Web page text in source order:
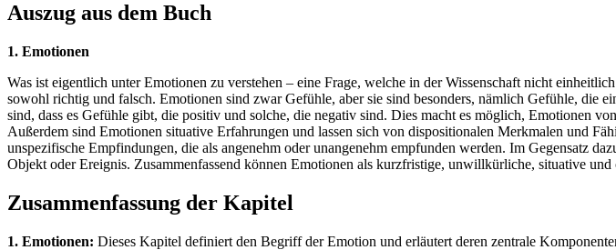
Auszug aus dem Buch
1. Emotionen
Was ist eigentlich unter Emotionen zu verstehen – eine Frage, welche in der Wissenschaft nicht
sowohl richtig und falsch. Emotionen sind zwar Gefühle, aber sie sind besonders, nämlich Gefühle, die
sind, dass es Gefühle gibt, die positiv und solche, die negativ sind. Dies macht es möglich, Emotionen
Außerdem sind Emotionen situative Erfahrungen und lassen sich von dispositionalen Merkmalen und
unspezifische Empfindungen, die als angenehm oder unangenehm empfunden werden. Im Gegensatz
Objekt oder Ereignis. Zusammenfassend können Emotionen als kurzfristige, unwillkürliche, situative
Zusammenfassung der Kapitel
1. Emotionen: Dieses Kapitel definiert den Begriff der Emotion und erläutert deren zentrale